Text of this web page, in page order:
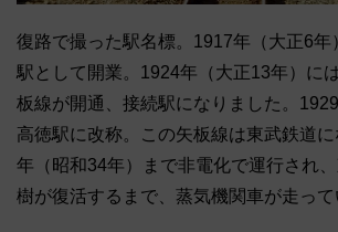
復路で撮った駅名標。1917年（大正6年
駅として開業。1924年（大正13年）に
板線が開通、接続駅になりました。
高徳駅に改称。この矢板線は東武鉄道
年（昭和34年）まで非電化で運行され
樹が復活するまで、蒸気機関車が走って